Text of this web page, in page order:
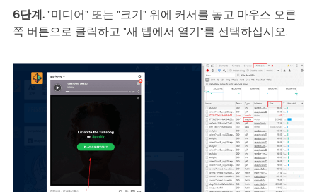
6단계."미디어" 또는 "크기" 위에 커서를 놓고 마우스 오른
쪽 버튼으로 클릭하고 "새 탭에서 열기"를 선택하십시오.